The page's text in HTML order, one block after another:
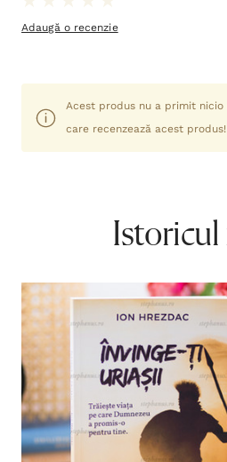
Adaugă o recenzie
Acest produs nu a primit
care recenzează acest produs!
Istoricul